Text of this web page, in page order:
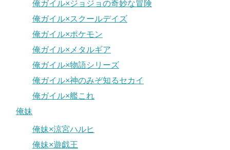
俺ガイル×ジョジョの奇妙な冒険
俺ガイル×スクールデイズ
俺ガイル×ポケモン
俺ガイル×メタルギア
俺ガイル×物語シリーズ
俺ガイル×神のみぞ知るセカイ
俺ガイル×艦これ
俺妹
俺妹×涼宮ハルヒ
俺妹×遊戯王